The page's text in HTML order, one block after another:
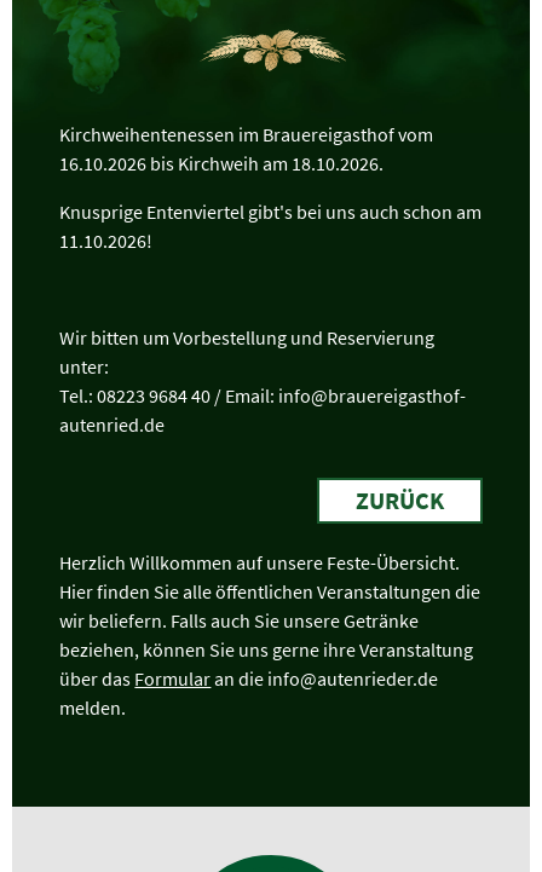
Kirchweihentenessen im Brauereigasthof vom
16.10.2026 bis Kirchweih am 18.10.2026.
Knusprige Entenviertel gibt's bei uns auch schon am
11.10.2026!
Wir bitten um Vorbestellung und Reservierung
unter:
Tel.: 08223 9684 40 / Email: info@brauereigasthof-
autenried.de
ZURÜCK
Herzlich Willkommen auf unsere Feste-Übersicht.
Hier finden Sie alle öffentlichen Veranstaltungen die
wir beliefern. Falls auch Sie unsere Getränke
beziehen, können Sie uns gerne ihre Veranstaltung
über das Formularan die info@autenrieder.de
melden.